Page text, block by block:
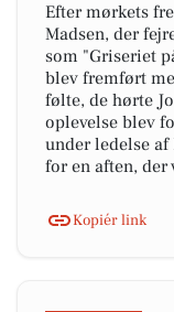
Efter mørkets
Madsen, der
som "Griseriet
blev fremført
følte, de hørte
oplevelse blev
under ledelse
for en aften,
Kopiér link